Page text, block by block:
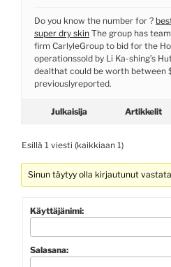
Do you know the number for ?
super dry skin The group has
firm CarlyleGroup to bid for the
operationssold by Li Ka-shing’s
dealthat could be worth between
previouslyreported.
Julkaisija Artikkelit
Esillä 1 viesti (kaikkiaan 1)
Sinun täytyy olla kirjautunut
Käyttäjänimi:
Salasana: